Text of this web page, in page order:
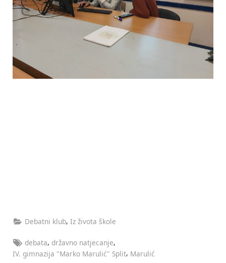
Debatni klub,Iz života škole
Tags:
debata, državno natjecanje,
IV. gimnazija "Marko Marulić" Split, Marulić